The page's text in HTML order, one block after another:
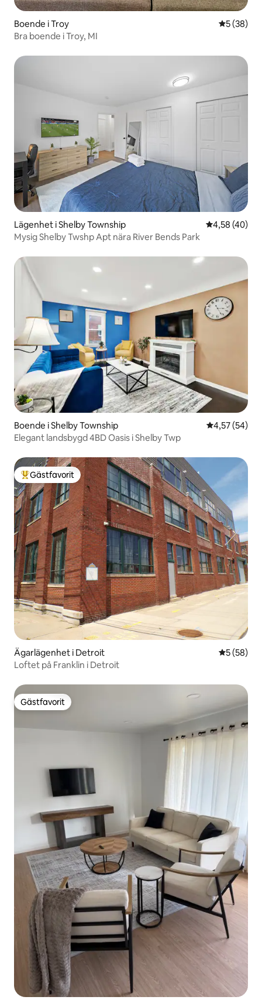
Boende i Troy 5 av 5 i
5 (38)
Bra boende i Troy, MI
Lägenhet i Shelby Township 4,58 av 5 i
4,58 (40)
Mysig Shelby Twshp Apt nära River Bends Park
Boende i Shelby Township 4,57 av 5 i
4,57 (54)
Elegant landsbygd 4BD Oasis i Shelby Twp
Populär gästfavorit
Gästfavorit
Ägarlägenhet i Detroit 5 av 5 i
5 (58)
Loftet på Franklin i Detroit
Gästfavorit
Gästfavorit